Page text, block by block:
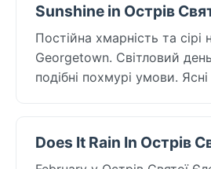
Sunshine in Острів
Постійна хмарність та
Georgetown. Світловий
подібні похмурі умови.
Does It Rain In Острів